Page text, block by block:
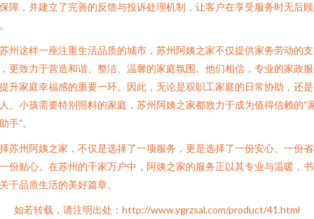
障，并建立了完善的反馈与投诉处理机制，让客户在享受服务时无后
州这样一座注重生活品质的城市，苏州阿姨之家不仅提供家务劳动的支
更致力于营造和谐、整洁、温馨的家庭氛围。他们相信，专业的家政
升家庭幸福感的重要一环。因此，无论是双职工家庭的日常协助，还
、小孩需要特别照料的家庭，苏州阿姨之家都致力于成为值得信赖的“
手”。
苏州阿姨之家，不仅是选择了一项服务，更是选择了一份安心、一份
份贴心。在苏州的千家万户中，阿姨之家的服务正以其专业与温暖，
于品质生活的美好篇章。
如若转载，请注明出处：http://www.ygrzsal.com/product/41.html